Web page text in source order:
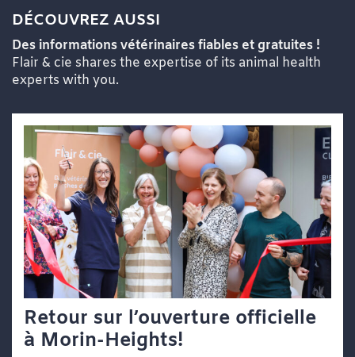
DÉCOUVREZ AUSSI
Des informations vétérinaires fiables et gratuites !
Flair & cie shares the expertise of its animal health
experts with you.
Retour sur l’ouverture officielle
à Morin-Heights!